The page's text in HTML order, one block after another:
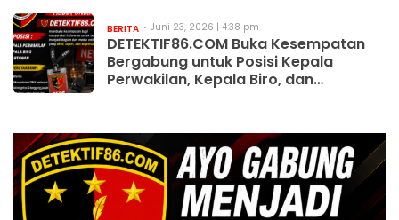
BERITA Juni 23, 2026 | 4:38 pm
DETEKTIF86.COM Buka Kesempatan
Bergabung untuk Posisi Kepala
Perwakilan, Kepala Biro, dan